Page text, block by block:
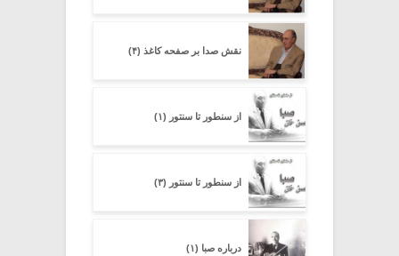
نقش صدا بر صفحه کاغذ (۴)
از سنطور تا سنتور (۱)
از سنطور تا سنتور (۳)
درباره صبا (۱)